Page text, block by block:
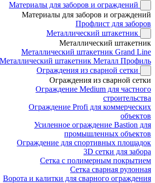
Материалы для заборов и ограждений
Материалы для заборов и ограждений
Профлист для заборов
Металлический штакетник
Металлический штакетник
Металлический штакетник Grand Line
Металлический штакетник Металл Профиль
Ограждения из сварной сетки
Ограждения из сварной сетки
Ограждение Medium для частного
строительства
Ограждение Profi для коммерческих
объектов
Усиленное ограждение Bastion для
промышленных объектов
Ограждение для спортивных площадок
3D сетки для забора
Сетка с полимерным покрытием
Сетка сварная рулонная
Ворота и калитки для сварного ограждения